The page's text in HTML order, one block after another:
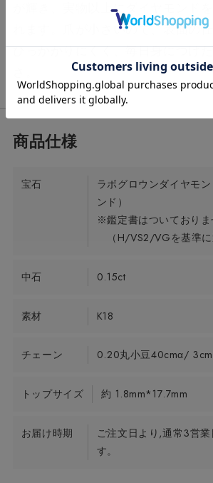
が輝き、実物以上にダイヤモンド
れます。爪が小さいので、表面の
ひっかかりにくく、毎日身につけ
宝石
ラボグロウンダイヤモ
ンド）
※鑑定書はついておりま
（H/VS2/VGを基準に
中石 0.15ct
素材 K18
チェーン 0.20丸小豆40cmα/
トップサイズ 約 1.8mm*17.7mm
お届け時期
ご注文日より,通常3営
す。